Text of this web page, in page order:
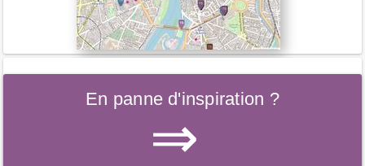
En panne d'inspiration ?
⇒